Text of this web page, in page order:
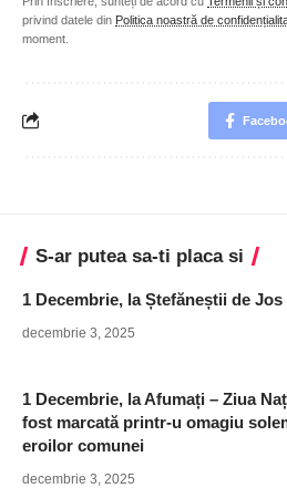
privind datele din Politica noastră de
moment.
S-ar putea sa-ti placa si
1 Decembrie, la Ștefăneștii de Jos
decembrie 3, 2025
1 Decembrie, la Afumați – Ziua
fost marcată printr-u omagiu
eroilor comunei
decembrie 3, 2025